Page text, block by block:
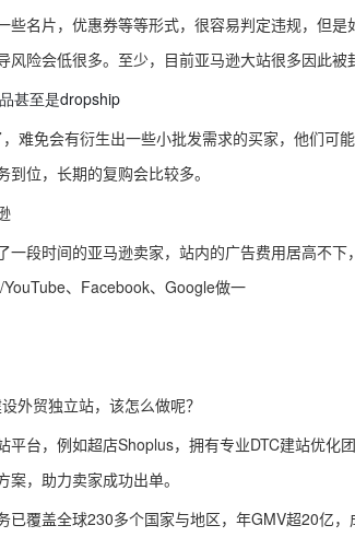
些名片，优惠券等等形式，很容易判定违规，但
风险会低很多。至少，目前亚马逊大站很多因此被
甚至是dropship
难免会有衍生出一些小批发需求的买家，他们可
到位，长期的复购会比较多。
一段时间的亚马逊卖家，站内的广告费用居高不
、Facebook、Google做一
外贸独立站，该怎么做呢？
平台，例如超店Shoplus，拥有专业DTC建站优
案，助力卖家成功出单。
已覆盖全球230多个国家与地区，年GMV超20亿